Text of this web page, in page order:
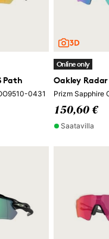
Path
0431
Online only
Oakley Radar
Prizm Sapphire
150,60 €
Saatavilla